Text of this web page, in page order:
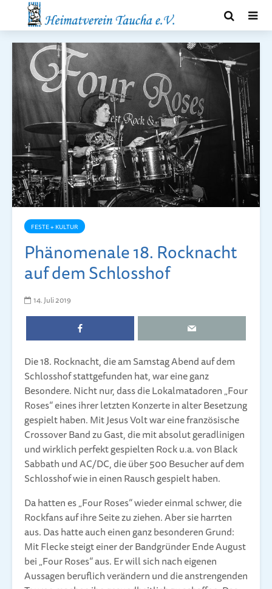
FESTE + KULTUR
Phänomenale 18. Rocknacht
auf dem Schlosshof
14. Juli 2019
Die 18. Rocknacht, die am Samstag Abend auf dem
Schlosshof stattgefunden hat, war eine ganz
Besondere. Nicht nur, dass die Lokalmatadoren „Four
Roses“ eines ihrer letzten Konzerte in alter Besetzung
gespielt haben. Mit Jesus Volt war eine französische
Crossover Band zu Gast, die mit absolut geradlinigen
und wirklich perfekt gespielten Rock u.a. von Black
Sabbath und AC/DC, die über 500 Besucher auf dem
Schlosshof wie in einen Rausch gespielt haben.
Da hatten es „Four Roses“ wieder einmal schwer, die
Rockfans auf ihre Seite zu ziehen. Aber sie harrten
aus. Das hatte auch einen ganz besonderen Grund:
Mit Flecke steigt einer der Bandgründer Ende August
bei „Four Roses“ aus. Er will sich nach eigenen
Aussagen beruflich verändern und die anstrengenden